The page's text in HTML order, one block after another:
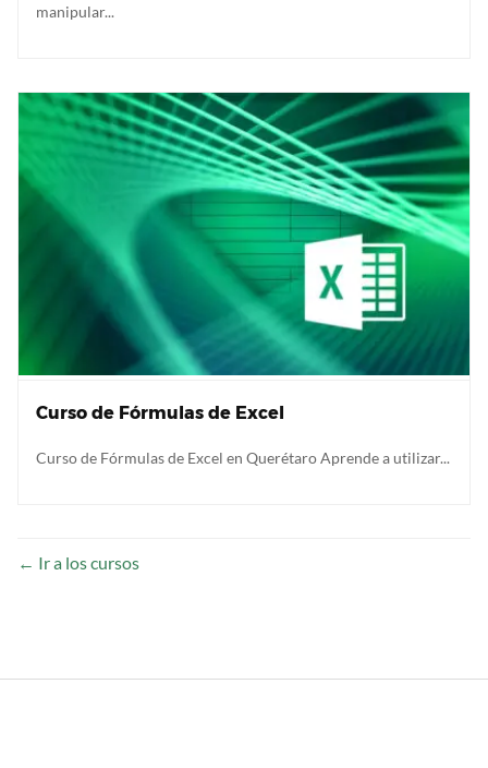
manipular...
Curso de Fórmulas de Excel
Curso de Fórmulas de Excel en Querétaro Aprende a utilizar...
Ir a los cursos